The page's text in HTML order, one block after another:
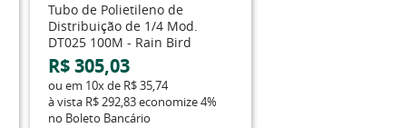
Tubo de Polietileno de
Distribuição de 1/4 Mod.
DT025 100M - Rain Bird
R$ 305,03
ou em 10xde R$ 35,74
à vista R$ 292,83economize4%
no Boleto Bancário